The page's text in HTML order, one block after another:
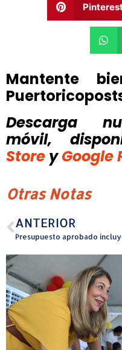
Mantente
Descarga
móvil,
Store y Google
Otras Notas
ANTERIOR